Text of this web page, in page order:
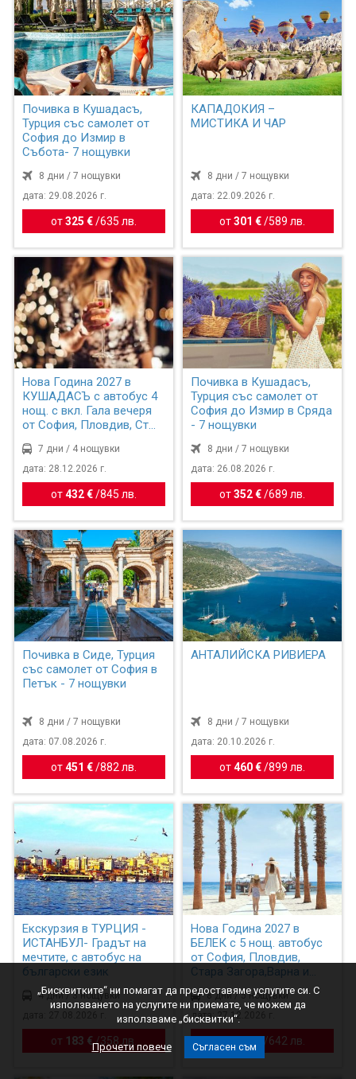
Почивка в Кушадасъ,
Турция със самолет от
София до Измир в
Събота- 7 нощувки
8 дни / 7 нощувки
дата: 29.08.2026 г.
от325 € /635 лв.
КАПАДОКИЯ –
МИСТИКА И ЧАР
8 дни / 7 нощувки
дата: 22.09.2026 г.
от301 €/589 лв.
Нова Година 2027 в
КУШАДАСЪ с автобус 4
нощ. с вкл. Гала вечеря
от София, Пловдив, Ст...
7 дни / 4 нощувки
дата: 28.12.2026 г.
от432 € /845 лв.
Почивка в Кушадасъ,
Турция със самолет от
София до Измир в Сряда
- 7 нощувки
8 дни / 7 нощувки
дата: 26.08.2026 г.
от352 €/689 лв.
Почивка в Сиде, Турция
със самолет от София в
Петък - 7 нощувки
8 дни / 7 нощувки
дата: 07.08.2026 г.
от451 € /882 лв.
АНТАЛИЙСКА РИВИЕРА
8 дни / 7 нощувки
дата: 20.10.2026 г.
от460 €/899 лв.
Екскурзия в ТУРЦИЯ -
ИСТАНБУЛ- Градът на
мечтите, с автобус на
български език
4 дни / 3 нощувки
от 183 €/ 358 лв.
Нова Година 2027 в
БЕЛЕК с 5 нощ. автобус
от София, Пловдив,
Стара Загора,Варна и
Бур...
8 дни / 5 нощувки
дата: 27.12.2026 г.
/ 642 лв.
„Бисквитките“ ни помагат да предоставяме услугите си. С
използването на услугите ни приемате, че можем да
използваме „бисквитки“.
Прочети повече Съгласен съм